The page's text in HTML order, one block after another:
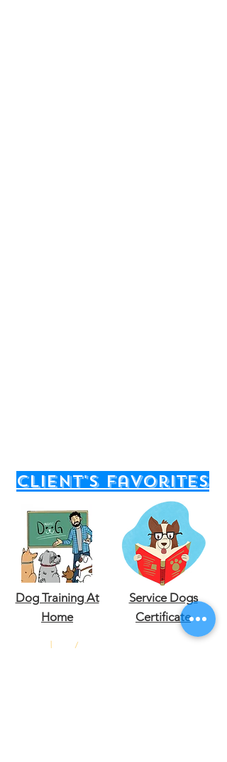
client's favorites
Dog Training At
Home
Service Dogs
Certificate